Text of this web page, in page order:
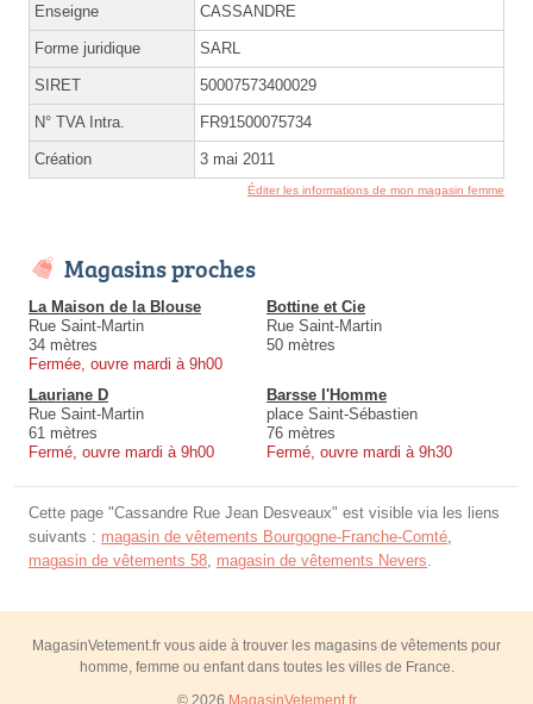
Enseigne CASSANDRE
Forme juridique SARL
SIRET 50007573400029
N° TVA Intra. FR91500075734
Création 3 mai 2011
Éditer les informations de mon magasin femme
Magasins proches
La Maison de la Blouse
Rue Saint-Martin
34 mètres
Fermée, ouvre mardi à 9h00
Bottine et Cie
Rue Saint-Martin
50 mètres
Lauriane D
Rue Saint-Martin
61 mètres
Fermé, ouvre mardi à 9h00
Barsse l'Homme
place Saint-Sébastien
76 mètres
Fermé, ouvre mardi à 9h30
Cette page "Cassandre Rue Jean Desveaux" est visible via les liens
suivants : magasin de vêtements Bourgogne-Franche-Comté
magasin de vêtements 58 magasin de vêtements Nevers
MagasinVetement.fr vous aide à trouver les magasins de vêtements pour
homme, femme ou enfant dans toutes les villes de France.
© 2026 MagasinVetement.fr